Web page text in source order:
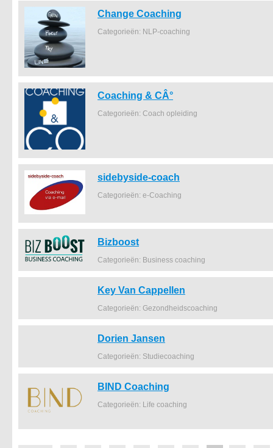
Change Coaching
Categorieën: NLP-coaching
Coaching & CÂ°
Categorieën: Coach opleiding
sidebyside-coach
Categorieën: e-Coaching
Bizboost
Categorieën: Business coaching
Key Van Cappellen
Categorieën: Gezondheidscoaching
Dorien Jansen
Categorieën: Studiecoaching
BIND Coaching
Categorieën: Life coaching